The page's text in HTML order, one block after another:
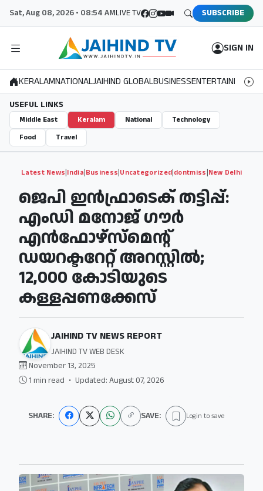
Sat, Aug 08, 2026 • 08:54 AMLIVE TV SUBSCRIBE
SIGN IN
KERALAMNATIONALJAIHIND GLOBALBUSINESSENTERTAINMENT
USEFUL LINKS
Middle East Keralam National
Technology
Food
Travel
Latest News|India|Business|Uncategorized|dontmiss|New Delhi
ജെപി ഇന്‍ഫ്രാടെക് തട്ടിപ്പ്:
എംഡി മനോജ് ഗൗര്‍
എന്‍ഫോഴ്‌സ്‌മെന്റ്
ഡയറക്ടറേറ്റ് അറസ്റ്റില്‍;
12,000 കോടിയുടെ
കള്ളപ്പണക്കേസ്
JAIHIND TV NEWS REPORT
JAIHIND TV WEB DESK
November 13, 2025
1 min read • Updated: August 07, 2026
SHARE: SAVE: Login to save